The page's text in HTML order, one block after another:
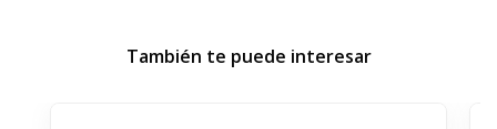
También te puede interesar